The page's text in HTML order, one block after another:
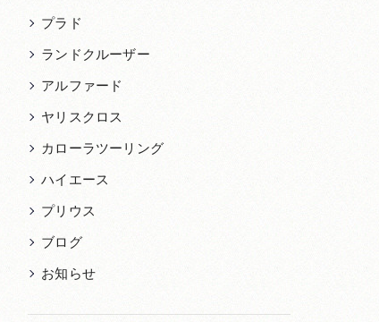
プラド
ランドクルーザー
アルファード
ヤリスクロス
カローラツーリング
ハイエース
プリウス
ブログ
お知らせ